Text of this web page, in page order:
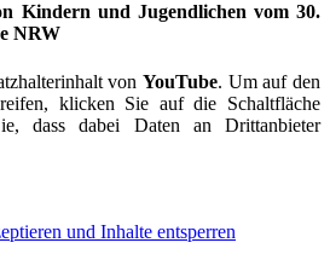
Kindern und Jugendlichen vom 30.
NRW
von YouTube. Um auf den
klicken Sie auf die Schaltfläche
dass dabei Daten an Drittanbieter
und Inhalte entsperren